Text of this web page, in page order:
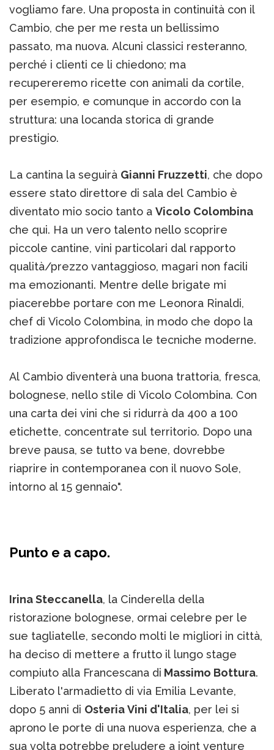
vogliamo fare. Una proposta in continuità con il
Cambio, che per me resta un bellissimo
passato, ma nuova. Alcuni classici resteranno,
perché i clienti ce li chiedono; ma
recupereremo ricette con animali da cortile,
per esempio, e comunque in accordo con la
struttura: una locanda storica di grande
prestigio.
La cantina la seguirà Gianni Fruzzetti, che dopo
essere stato direttore di sala del Cambio è
diventato mio socio tanto a Vicolo Colombina
che qui. Ha un vero talento nello scoprire
piccole cantine, vini particolari dal rapporto
qualità/prezzo vantaggioso, magari non facili
ma emozionanti. Mentre delle brigate mi
piacerebbe portare con me Leonora Rinaldi,
chef di Vicolo Colombina, in modo che dopo la
tradizione approfondisca le tecniche moderne.
Al Cambio diventerà una buona trattoria, fresca,
bolognese, nello stile di Vicolo Colombina. Con
una carta dei vini che si ridurrà da 400 a 100
etichette, concentrate sul territorio. Dopo una
breve pausa, se tutto va bene, dovrebbe
riaprire in contemporanea con il nuovo Sole,
intorno al 15 gennaio".
Punto e a capo.
Irina Steccanella, la Cinderella della
ristorazione bolognese, ormai celebre per le
sue tagliatelle, secondo molti le migliori in città,
ha deciso di mettere a frutto il lungo stage
compiuto alla Francescana di Massimo Bottura.
Liberato l'armadietto di via Emilia Levante,
dopo 5 anni di Osteria Vini d'Italia, per lei si
aprono le porte di una nuova esperienza, che a
sua volta potrebbe preludere a joint venture